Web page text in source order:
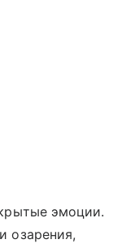
эмоции.
озарения,